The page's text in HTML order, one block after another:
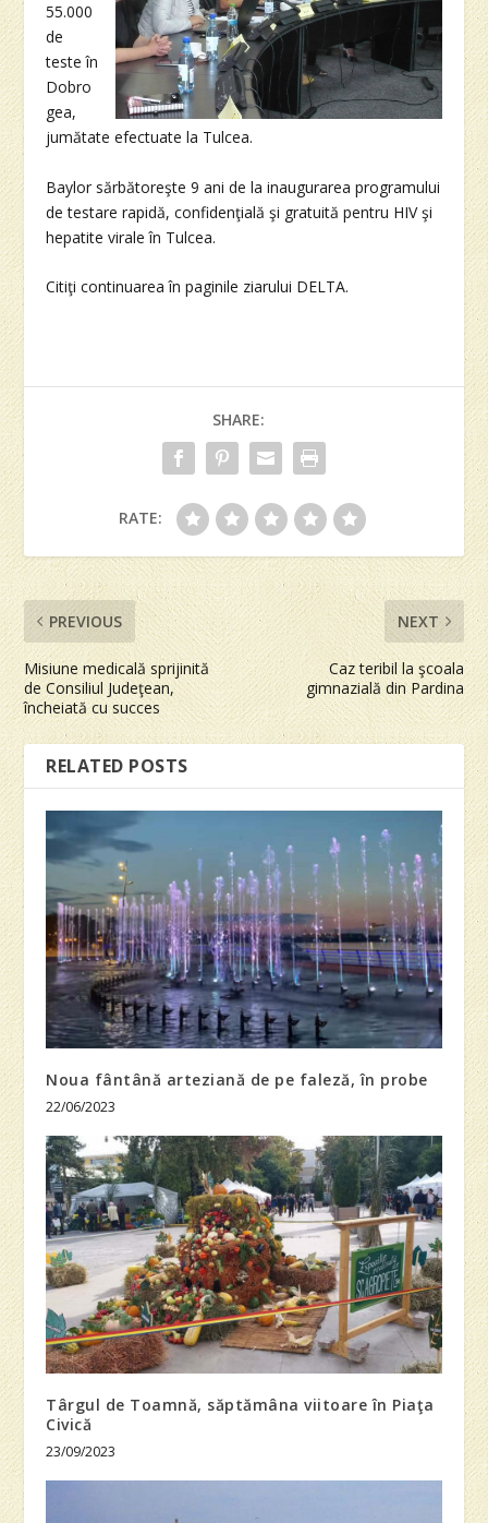
55.000
de
teste în
Dobro
gea,
jumătate efectuate la Tulcea.
Baylor sărbătoreşte 9 ani de la inaugurarea programului
de testare rapidă, confidenţială şi gratuită pentru HIV şi
hepatite virale în Tulcea.
Citiţi continuarea în paginile ziarului DELTA.
SHARE:
RATE:
PREVIOUS
Misiune medicală sprijinită
de Consiliul Judeţean,
încheiată cu succes
NEXT
Caz teribil la şcoala
gimnazială din Pardina
RELATED POSTS
Noua fântână arteziană de pe faleză, în probe
22/06/2023
Târgul de Toamnă, săptămâna viitoare în Piaţa
Civică
23/09/2023